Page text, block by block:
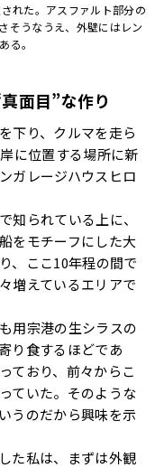
れた。アスファルト部分の
そうなうえ、外壁にはレン
る。
面目”な作り
下り、クルマを走ら
に位置する場所に新
ガレージハウスヒロ
知られている上に、
をモチーフにした大
、ここ10年程の間で
増えているエリアで
用宗港の生シラスの
り食するほどであ
ており、前々からこ
ていた。そのような
うのだから興味を示
た私は、まずは外観